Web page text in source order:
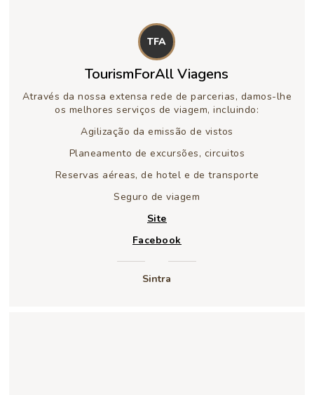
TFA
TourismForAll Viagens
Através da nossa extensa rede de parcerias, damos-lhe
os melhores serviços de viagem, incluindo:
Agilização da emissão de vistos
Planeamento de excursões, circuitos
Reservas aéreas, de hotel e de transporte
Seguro de viagem
Site
Facebook
Sintra